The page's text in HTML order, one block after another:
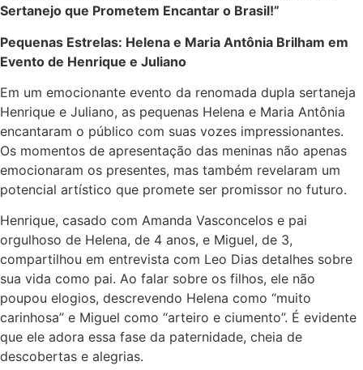
Sertanejo que Prometem Encantar o Brasil!”
Pequenas Estrelas: Helena e Maria Antônia Brilham em
Evento de Henrique e Juliano
Em um emocionante evento da renomada dupla sertaneja
Henrique e Juliano, as pequenas Helena e Maria Antônia
encantaram o público com suas vozes impressionantes.
Os momentos de apresentação das meninas não apenas
emocionaram os presentes, mas também revelaram um
potencial artístico que promete ser promissor no futuro.
Henrique, casado com Amanda Vasconcelos e pai
orgulhoso de Helena, de 4 anos, e Miguel, de 3,
compartilhou em entrevista com Leo Dias detalhes sobre
sua vida como pai. Ao falar sobre os filhos, ele não
poupou elogios, descrevendo Helena como “muito
carinhosa” e Miguel como “arteiro e ciumento”. É evidente
que ele adora essa fase da paternidade, cheia de
descobertas e alegrias.